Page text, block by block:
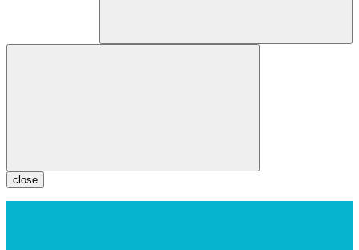
close